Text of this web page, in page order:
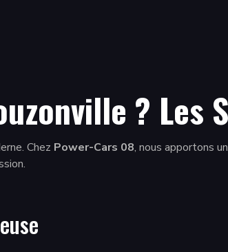
? Les
Chez Power-Cars 08, nous apportons